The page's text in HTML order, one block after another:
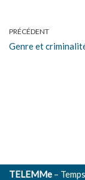
PRÉCÉDENT
Genre et
TELEMMe –